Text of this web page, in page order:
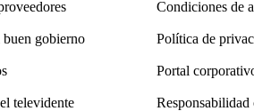
gobierno
televidente
Condiciones de
Política de
Portal
Responsabilidad